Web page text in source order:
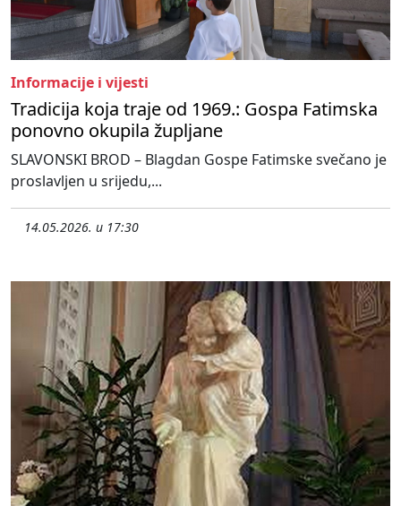
Informacije i vijesti
Tradicija koja traje od 1969.: Gospa Fatimska
ponovno okupila župljane
SLAVONSKI BROD – Blagdan Gospe Fatimske svečano je
proslavljen u srijedu,...
14.05.2026. u 17:30